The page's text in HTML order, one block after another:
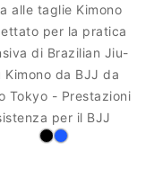
alle taglie Kimono
per la pratica
di Brazilian Jiu-
Kimono da BJJ da
Tokyo - Prestazioni
per il BJJ